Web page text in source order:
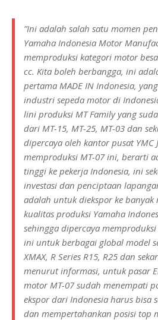
”Ini adalah salah satu momen
Yamaha Indonesia Motor
memproduksi kategori motor
cc. Kita boleh berbangga, ini
pertama MADE IN Indonesia,
industri sepeda motor di
lini produksi MT Family yang
dari MT-15, MT-25, MT-03 dan
dipercaya oleh kantor pusat YMC
memproduksi MT-07 ini, berarti
tinggi ke pekerja Indonesia, ini
investasi dan penciptaan
adalah untuk diekspor ke banyak
kualitas produksi Yamaha
sehingga dipercaya
ini untuk berbagai global model
XMAX, R Series R15, R25 dan
menurut informasi, untuk pasar
motor MT-07 sudah menempati
ekspor dari Indonesia harus bisa
dan mempertahankan posisi top